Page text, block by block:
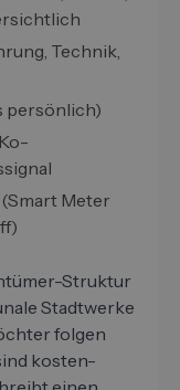
Technik,
persönlich)
Meter
Struktur
Stadtwerke
folgen
kosten-